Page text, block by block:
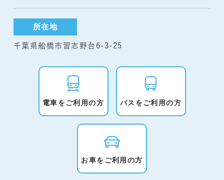
所在地
千葉県船橋市習志野台6-3-25
電車をご利用の方 バスをご利用の方
お車をご利用の方